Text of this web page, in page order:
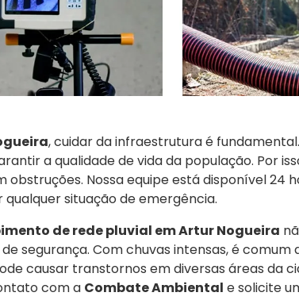
, cuidar da infraestrutura é
a qualidade de vida da população. Por
obstruções. Nossa equipe está disponível 24
qualquer situação de emergência.
de rede pluvial em Artur Nogueira
segurança. Com chuvas intensas, é comum
causar transtornos em diversas áreas da
com a Combate Ambiental e solicite